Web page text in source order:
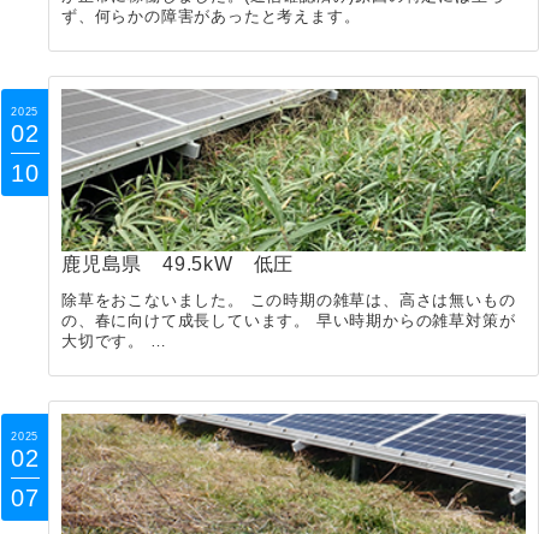
ず、何らかの障害があったと考えます。
2025
02
10
鹿児島県 49.5kW 低圧
除草をおこないました。 この時期の雑草は、高さは無いもの
の、春に向けて成長しています。 早い時期からの雑草対策が
大切です。 …
2025
02
07